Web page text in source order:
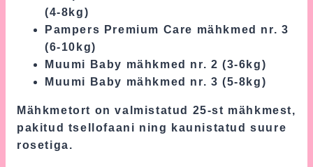
(4-8kg)
Pampers Premium Care mähkmed nr. 3
(6-10kg)
Muumi Baby mähkmed nr. 2 (3-6kg)
Muumi Baby mähkmed nr. 3 (5-8kg)
Mähkmetort on valmistatud 25-st mähkmest,
pakitud tsellofaani ning kaunistatud suure
rosetiga.